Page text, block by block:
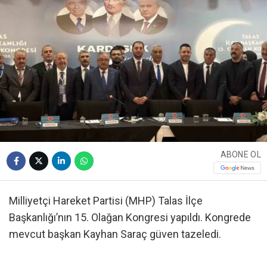
ABONE OL
Milliyetçi Hareket Partisi (MHP) Talas İlçe
Başkanlığı’nın 15. Olağan Kongresi yapıldı. Kongrede
mevcut başkan Kayhan Saraç güven tazeledi.